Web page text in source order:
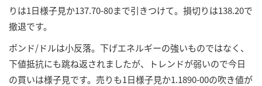
りは1日様子見か137.70-80まで引きつけて。損切りは138.20で
撤退です。
ポンド/ドルは小反落。下げエネルギーの強いものではなく、
下値抵抗にも跳ね返されましたが、トレンドが弱いので今日
の買いは様子見です。売りも1日様子見か1.1890-00の吹き値が